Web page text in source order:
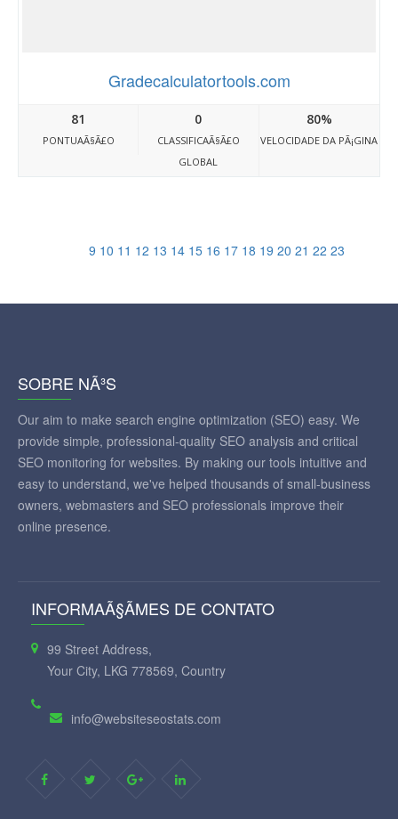
Gradecalculatortools.com
81
PONTUAÃ§Ã£O
0
CLASSIFICAÃ§Ã£O
GLOBAL
80%
VELOCIDADE DA PÃ¡GINA
9 10 11 12 13 14 15 16 17 18 19 20 21 22 23
SOBRE NÃ³S
Our aim to make search engine optimization (SEO) easy. We
provide simple, professional-quality SEO analysis and critical
SEO monitoring for websites. By making our tools intuitive and
easy to understand, we've helped thousands of small-business
owners, webmasters and SEO professionals improve their
online presence.
INFORMAÃ§ÃΜES DE CONTATO
99 Street Address,
Your City, LKG 778569, Country
info@websiteseostats.com